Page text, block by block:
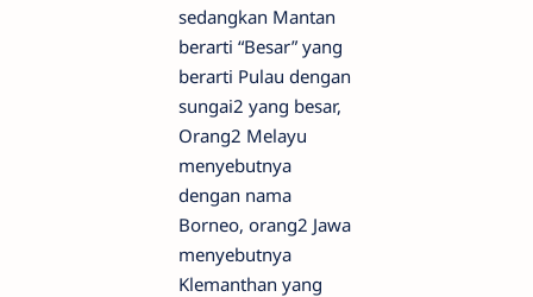
sedangkan Mantan
berarti “Besar” yang
berarti Pulau dengan
sungai2 yang besar,
Orang2 Melayu
menyebutnya
dengan nama
Borneo, orang2 Jawa
menyebutnya
Klemanthan yang